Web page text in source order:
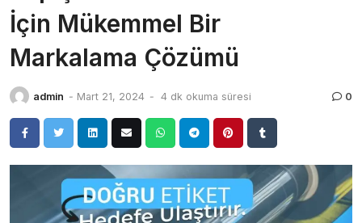
İçin Mükemmel Bir
Markalama Çözümü
admin - Mart 21, 2024 - 4 dk okuma süresi 0